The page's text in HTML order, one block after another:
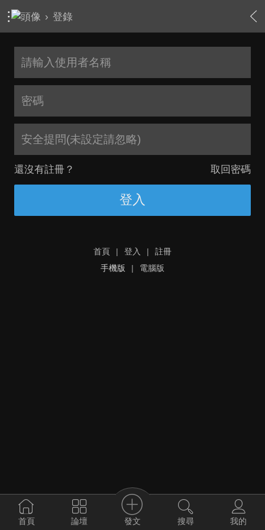
› 登錄
安全提問(未設定請忽略)
還沒有註冊？ 取回密碼
登入
首頁 | 登入 |
註冊
手機版
| 電腦版
首頁 論壇 發文 搜尋 我的